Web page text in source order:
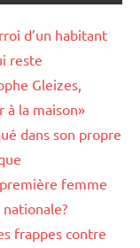
d’un habitant
reste
Gleizes,
à la maison»
dans son propre
femme
frappes contre